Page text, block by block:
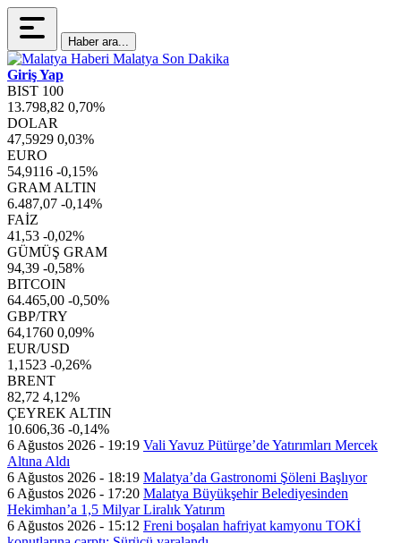
Haber ara...
Giriş Yap
BIST 100
13.798,82 0,70%
DOLAR
47,5929 0,03%
EURO
54,9116 -0,15%
GRAM ALTIN
6.487,07 -0,14%
FAİZ
41,53 -0,02%
GÜMÜŞ GRAM
94,39 -0,58%
BITCOIN
64.465,00 -0,50%
GBP/TRY
64,1760 0,09%
EUR/USD
1,1523 -0,26%
BRENT
82,72 4,12%
ÇEYREK ALTIN
10.606,36 -0,14%
6 Ağustos 2026 - 19:19 Vali Yavuz Pütürge’de Yatırımları Mercek
Altına Aldı
6 Ağustos 2026 - 18:19 Malatya’da Gastronomi Şöleni Başlıyor
6 Ağustos 2026 - 17:20 Malatya Büyükşehir Belediyesinden
Hekimhan’a 1,5 Milyar Liralık Yatırım
6 Ağustos 2026 - 15:12 Freni boşalan hafriyat kamyonu TOKİ